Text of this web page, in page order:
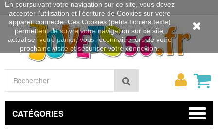
Rechercher
Mon
CATÉGORIES
En poursuivant votre navigation sur ce site, vous devez
accepter l’utilisation et l'écriture de Cookies sur votre
appareil connecté. Ces Cookies (petits fichiers texte)
permettent de suivre votre navigation sur ce site,
actualiser votre panier, vous reconnaitre lors de votre
prochaine visite et sécuriser votre connexion.